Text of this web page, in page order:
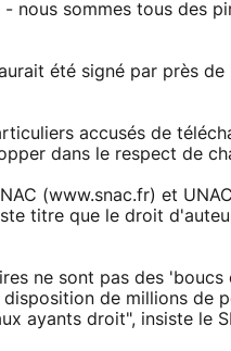
nous sommes tous des
été signé par près de
accusés de
dans le respect de
(www.snac.fr) et
titre que le droit
ne sont pas des 'boucs
de millions de
ayants droit", insiste le